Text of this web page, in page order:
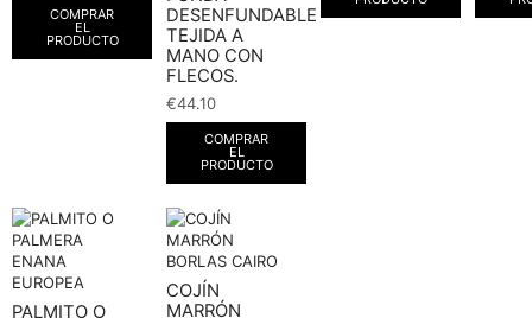
COMPRAR
EL
PRODUCTO
DESENFUNDABLE
TEJIDA A
MANO CON
FLECOS.
€44.10
COMPRAR
EL
PRODUCTO
PALMITO O
COJÍN
MARRÓN